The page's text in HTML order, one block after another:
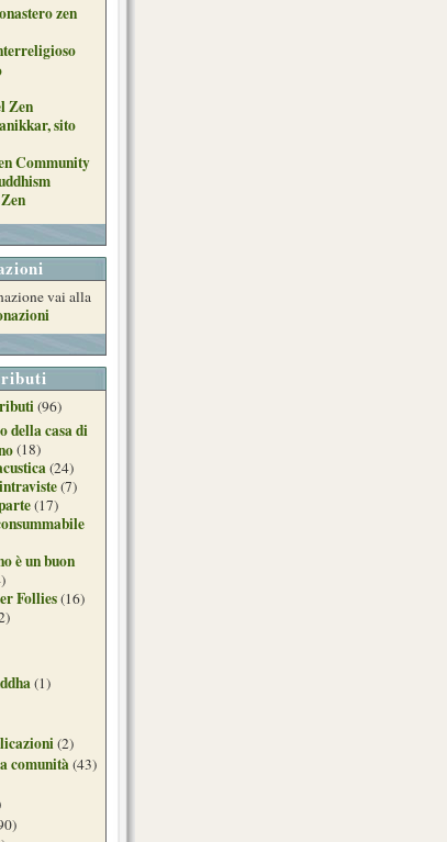
zen
Zen
sito
Community
vai alla
(96)
della casa di
(18)
(24)
(7)
(17)
è un buon
Follies(16)
(1)
(2)
comunità(43)